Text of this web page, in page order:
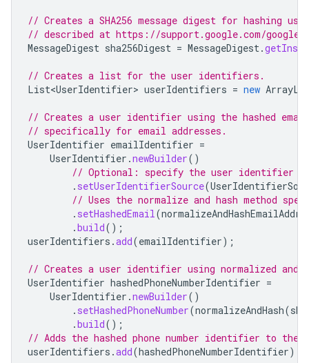
// Creates a SHA256 message digest for hashing
// described at https://support.google.com/google-
MessageDigest sha256Digest = MessageDigest.
// Creates a list for the user identifiers.
List<UserIdentifier> userIdentifiers = new
// Creates a user identifier using the hashed email
// specifically for email addresses.
UserIdentifier emailIdentifier =
UserIdentifier .newBuilder()
// Optional: specify the user identifier
. setUserIdentifierSource(
// Uses the normalize and hash method
. setHashedEmail(
.build();
userIdentifiers .add(emailIdentifier);
// Creates a user identifier using normalized and
UserIdentifier hashedPhoneNumberIdentifier =
UserIdentifier .newBuilder()
. setHashedPhoneNumber(normalizeAndHash(
.build();
// Adds the hashed phone number identifier to
userIdentifiers .add(hashedPhoneNumberIdentifier);